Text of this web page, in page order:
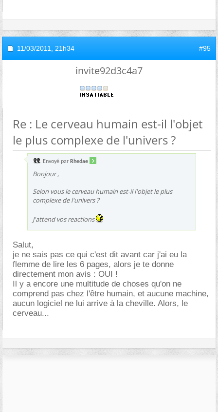
11/03/2011, 21h34 #95
invite92d3c4a7
Re : Le cerveau humain est-il l'objet
le plus complexe de l'univers ?
Envoyé par Rhedae
Bonjour ,
Selon vous le cerveau humain est-il l'objet le plus
complexe de l'univers ?
J'attend vos reactions
Salut,
je ne sais pas ce qui c'est dit avant car j'ai eu la
flemme de lire les 6 pages, alors je te donne
directement mon avis : OUI !
Il y a encore une multitude de choses qu'on ne
comprend pas chez l'être humain, et aucune machine,
aucun logiciel ne lui arrive à la cheville. Alors, le
cerveau...